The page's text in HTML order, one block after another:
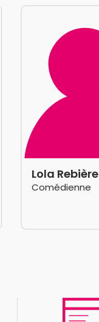
Lola Rebière
Comédienne